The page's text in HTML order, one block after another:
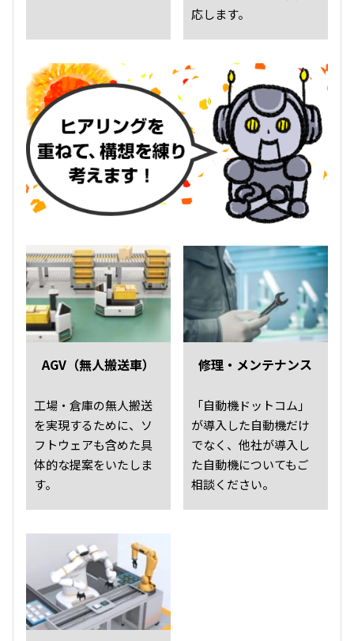
応します。
AGV（無人搬送車）
工場・倉庫の無人搬送
を実現するために、ソ
フトウェアも含めた具
体的な提案をいたしま
す。
修理・メンテナンス
「自動機ドットコム」
が導入した自動機だけ
でなく、他社が導入し
た自動機についてもご
相談ください。